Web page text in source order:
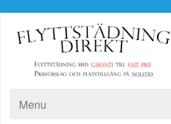
Menu